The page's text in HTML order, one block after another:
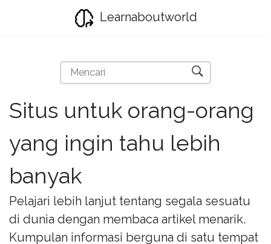
Learnaboutworld
Situs untuk orang-orang
yang ingin tahu lebih
banyak
Pelajari lebih lanjut tentang segala sesuatu
di dunia dengan membaca artikel menarik.
Kumpulan informasi berguna di satu tempat